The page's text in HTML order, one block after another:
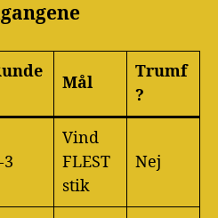
Mål
Trumf
?
3
Vind
FLEST
stik
Nej